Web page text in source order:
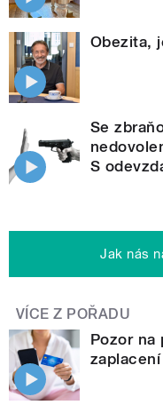
Obezita,
Se
S
Jak nás
VÍCE Z POŘADU
Pozor na